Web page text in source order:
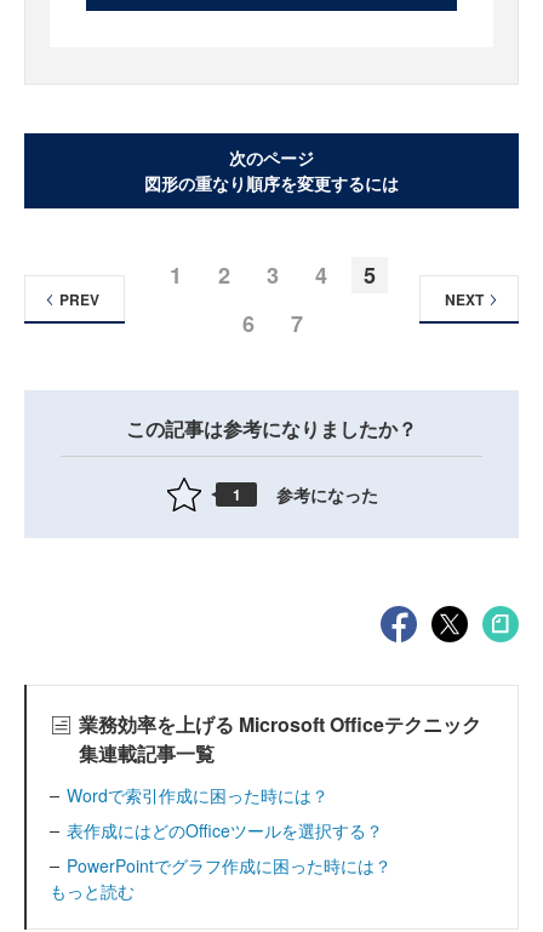
次のページ
図形の重なり順序を変更するには
1 2 3 4
5
6
7
PREV NEXT
この記事は参考になりましたか？
1 参考になった
業務効率を上げる Microsoft Officeテクニック
集連載記事一覧
Wordで索引作成に困った時には？
表作成にはどのOfficeツールを選択する？
PowerPointでグラフ作成に困った時には？
もっと読む